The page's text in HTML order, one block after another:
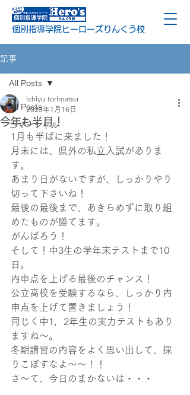
個別指導学院ヒーローズりんくう校
記事
All Posts
コマーシャル
All Posts
今年も半月！
ichiyu torimatsu
2023年1月16日
1月も半ばに来ました！
月末には、県外の私立入試がありま
す。
あまり日がないですが、しっかりやり
切って下さいね！
最後の最後まで、あきらめずに取り組
めたものが勝てます。
がんばろう！
そして！中3生の学年末テストまで10
日。
内申点を上げる最後のチャンス！
公立高校を受験するなら、しっかり内
申点を上げて置きましょう！
同じく中1，2年生の実力テストもあり
ますね～。
冬期講習の内容をよく思い出して、採
りこぼすなよ～～！！
さ～て、今日のまかないは・・・